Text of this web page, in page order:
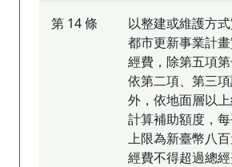
第 14 條
以整建或維護方
都市更新事業計
經費，除第五項
依第二項、第三
外，依地面層以
計算補助額度，
上限為新臺幣八
經費不得超過總